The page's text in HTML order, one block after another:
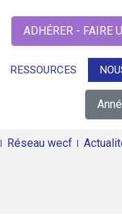
ADHÉRER - FAIRE
RESSOURCES
Réseau wecf